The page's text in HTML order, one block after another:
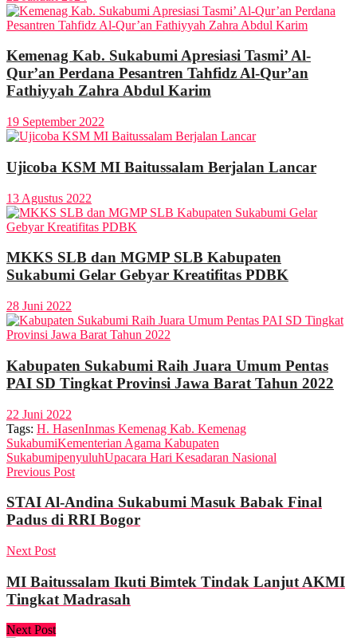
Kemenag Kab. Sukabumi Apresiasi Tasmi’ Al-
Qur’an Perdana Pesantren Tahfidz Al-Qur’an
Fathiyyah Zahra Abdul Karim
19 September 2022
Ujicoba KSM MI Baitussalam Berjalan Lancar
13 Agustus 2022
MKKS SLB dan MGMP SLB Kabupaten
Sukabumi Gelar Gebyar Kreatifitas PDBK
28 Juni 2022
Kabupaten Sukabumi Raih Juara Umum Pentas
PAI SD Tingkat Provinsi Jawa Barat Tahun 2022
22 Juni 2022
Tags: H. HasenInmas Kemenag Kab. Kemenag
SukabumiKementerian Agama Kabupaten
SukabumipenyuluhUpacara Hari Kesadaran Nasional
Previous Post
STAI Al-Andina Sukabumi Masuk Babak Final
Padus di RRI Bogor
Next Post
MI Baitussalam Ikuti Bimtek Tindak Lanjut AKMI
Tingkat Madrasah
Next Post